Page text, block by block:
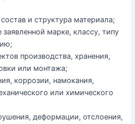
и структура материала;
заявленной марке, классу, типу
производства, хранения,
или монтажа;
коррозии, намокания,
или химического
деформации, отслоения,